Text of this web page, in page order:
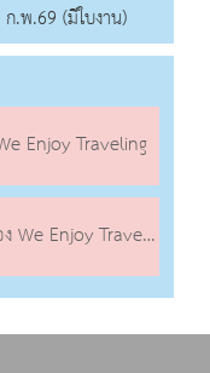
.พ.69 (มีใบงาน)
Enjoy Traveling
Enjoy Traveling